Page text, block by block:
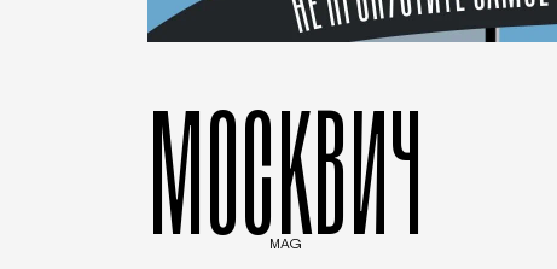
МОСКВИЧ
MAG